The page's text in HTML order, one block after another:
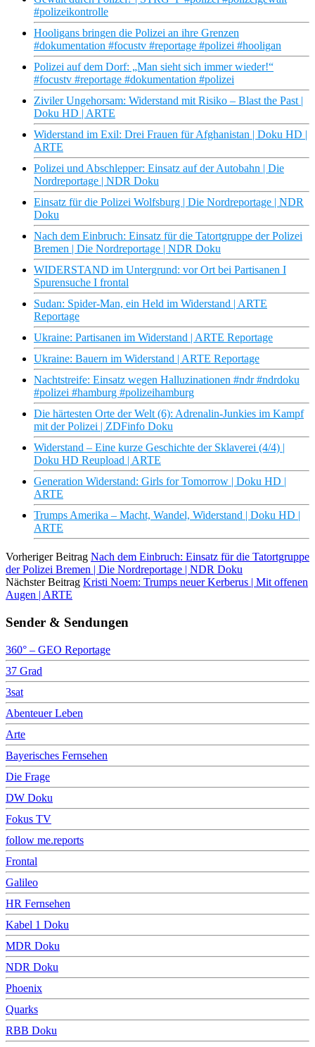
#polizeikontrolle
Hooligans bringen die Polizei an ihre Grenzen
#dokumentation #focustv #reportage #polizei #hooligan
Polizei auf dem Dorf: „Man sieht sich immer wieder!“
#focustv #reportage #dokumentation #polizei
Ziviler Ungehorsam: Widerstand mit Risiko – Blast the Past |
Doku HD | ARTE
Widerstand im Exil: Drei Frauen für Afghanistan | Doku HD |
ARTE
Polizei und Abschlepper: Einsatz auf der Autobahn | Die
Nordreportage | NDR Doku
Einsatz für die Polizei Wolfsburg | Die Nordreportage | NDR
Doku
Nach dem Einbruch: Einsatz für die Tatortgruppe der Polizei
Bremen | Die Nordreportage | NDR Doku
WIDERSTAND im Untergrund: vor Ort bei Partisanen I
Spurensuche I frontal
Sudan: Spider-Man, ein Held im Widerstand | ARTE
Reportage
Ukraine: Partisanen im Widerstand | ARTE Reportage
Ukraine: Bauern im Widerstand | ARTE Reportage
Nachtstreife: Einsatz wegen Halluzinationen #ndr #ndrdoku
#polizei #hamburg #polizeihamburg
Die härtesten Orte der Welt (6): Adrenalin-Junkies im Kampf
mit der Polizei | ZDFinfo Doku
Widerstand – Eine kurze Geschichte der Sklaverei (4/4) |
Doku HD Reupload | ARTE
Generation Widerstand: Girls for Tomorrow | Doku HD |
ARTE
Trumps Amerika – Macht, Wandel, Widerstand | Doku HD |
ARTE
Vorheriger Beitrag Nach dem Einbruch: Einsatz für die Tatortgruppe
der Polizei Bremen | Die Nordreportage | NDR Doku
Nächster Beitrag Kristi Noem: Trumps neuer Kerberus | Mit offenen
Augen | ARTE
Sender & Sendungen
360° – GEO Reportage
37 Grad
3sat
Abenteuer Leben
Arte
Bayerisches Fernsehen
Die Frage
DW Doku
Fokus TV
follow me.reports
Frontal
Galileo
HR Fernsehen
Kabel 1 Doku
MDR Doku
NDR Doku
Phoenix
Quarks
RBB Doku